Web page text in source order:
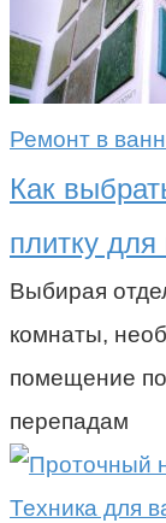
Ремонт в
Как
плитку для
Выбирая
комнаты,
помещение
перепадам
Техника для